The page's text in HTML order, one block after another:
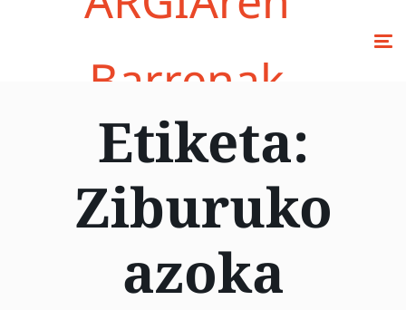
Barrenak
Etiketa:
Ziburuko
azoka